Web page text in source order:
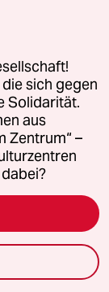
insgesamt
Erwartungen
israelische
mit
von
wahrer.
sich gegen
Solidarität.
aus
Zentrum“ –